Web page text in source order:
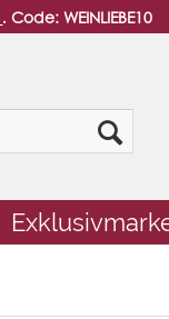
. Code: WEINLIEBE10